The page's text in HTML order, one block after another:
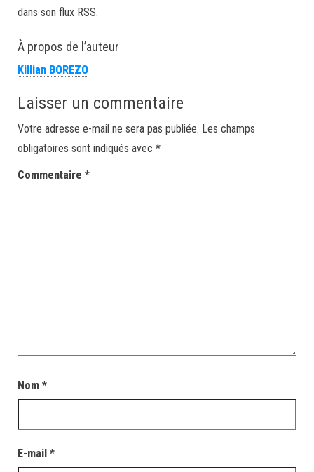
dans son flux RSS.
À propos de l’auteur
Killian BOREZO
Laisser un commentaire
Votre adresse e-mail ne sera pas publiée. Les champs
obligatoires sont indiqués avec *
Commentaire *
Nom *
E-mail *